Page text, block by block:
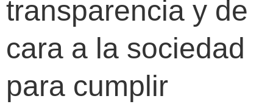
transparencia y de
cara a la sociedad
para cumplir